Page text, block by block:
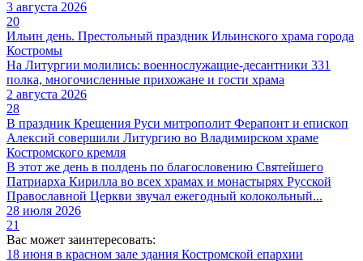
3 августа 2026
20
Ильин день. Престольный праздник Ильинского храма города
Костромы
На Литургии молились: военнослужащие-десантники 331
полка, многочисленные прихожане и гости храма
2 августа 2026
28
В праздник Крещения Руси митрополит Ферапонт и епископ
Алексий совершили Литургию во Владимирском храме
Костромского кремля
В этот же день в полдень по благословению Святейшего
Патриарха Кирилла во всех храмах и монастырях Русской
Православной Церкви звучал ежегодный колокольный...
28 июля 2026
21
Вас может заинтересовать:
18 июня в красном зале здания Костромской епархии